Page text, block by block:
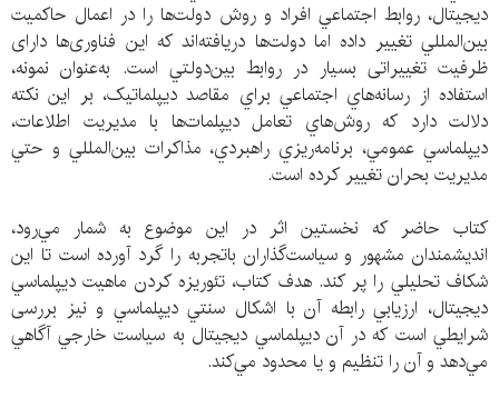
ديجيتال، روابط اجتماعي افراد و روش دولت‌ها را در اعمال حاکميت
بين‌المللي تغيير داده اما دولت‌ها دريافته‌اند که این فناوری‌ها دارای
ظرفيت تغييراتی بسیار در روابط بين‌دولتي است. به‌عنوان نمونه،
استفاده از رسانه‌هاي اجتماعي براي مقاصد ديپلماتيک، بر اين نکته
دلالت دارد که روش‌هاي تعامل ديپلمات‌ها با مديريت اطلاعات،
ديپلماسي عمومي، برنامه‌ريزي راهبردي، مذاکرات بين‌المللي و حتي
مديريت بحران تغيير کرده است.
کتاب حاضر که نخستين اثر در اين موضوع به شمار مي‌رود،
انديشمندان مشهور و سياست‌گذاران باتجربه را گرد آورده است تا اين
شکاف تحليلي را پر کند. هدف کتاب، تئوريزه کردن ماهيت ديپلماسي
ديجيتال، ارزيابي رابطه آن با اشکال سنتي ديپلماسي و نيز بررسی
شرايطي است که در آن ديپلماسي ديجيتال به سياست خارجي آگاهي
مي‌دهد و آن را تنظيم و يا محدود مي‌کند.